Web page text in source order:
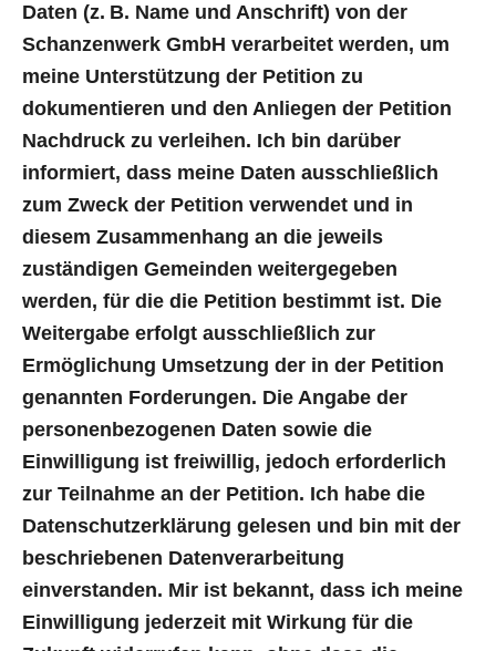
Daten (z. B. Name und Anschrift) von der
Schanzenwerk GmbH verarbeitet werden, um
meine Unterstützung der Petition zu
dokumentieren und den Anliegen der Petition
Nachdruck zu verleihen. Ich bin darüber
informiert, dass meine Daten ausschließlich
zum Zweck der Petition verwendet und in
diesem Zusammenhang an die jeweils
zuständigen Gemeinden weitergegeben
werden, für die die Petition bestimmt ist. Die
Weitergabe erfolgt ausschließlich zur
Ermöglichung Umsetzung der in der Petition
genannten Forderungen. Die Angabe der
personenbezogenen Daten sowie die
Einwilligung ist freiwillig, jedoch erforderlich
zur Teilnahme an der Petition. Ich habe die
Datenschutzerklärung gelesen und bin mit der
beschriebenen Datenverarbeitung
einverstanden. Mir ist bekannt, dass ich meine
Einwilligung jederzeit mit Wirkung für die